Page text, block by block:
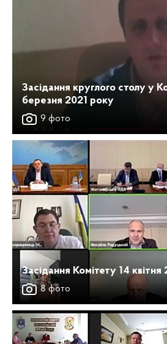
Засідання круглого столу у
березня 2021 року
9 фото
Засідання Комітету 14
8 фото